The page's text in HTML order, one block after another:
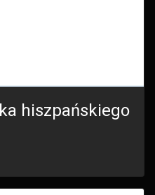
hiszpańskiego